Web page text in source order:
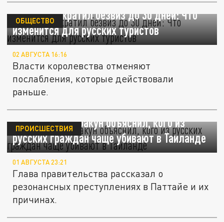
Таиланд сократил безвиз до 30 дней: Что
изменится для русских туристов
ОБЩЕСТВО
02 АВГУСТА 16:16
Власти королевства отменяют
послабления, которые действовали
раньше.
Премьер Чанвиракун объяснил, кого из
русских граждан чаще убивают в Таиланде
ПРОИСШЕСТВИЯ
01 АВГУСТА 23:21
Глава правительства рассказал о
резонансных преступлениях в Паттайе и их
причинах.